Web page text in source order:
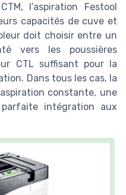
l’aspiration Festool
capacités de cuve et
doit choisir entre un
vers les poussières
CTL suffisant pour la
Dans tous les cas, la
constante, une
intégration aux